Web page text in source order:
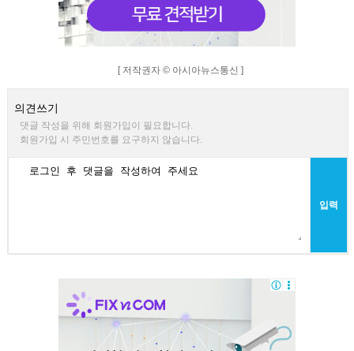
[ 저작권자 © 아시아뉴스통신 ]
의견쓰기
댓글 작성을 위해 회원가입이 필요합니다.
회원가입 시 주민번호를 요구하지 않습니다.
입력